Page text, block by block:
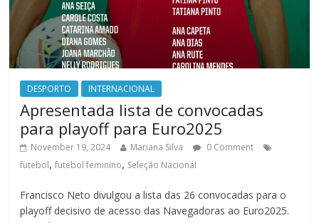
DESPORTO INTERNACIONAL
Apresentada lista de convocadas
para playoff para Euro2025
November 19, 2024 Mariana Silva
0 Comment
futebol,futebol feminino, Seleção Nacional
Francisco Neto divulgou a lista das 26 convocadas para o
playoff decisivo de acesso das Navegadoras ao Euro2025.